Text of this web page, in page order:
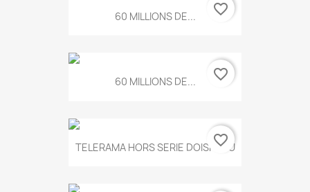
60 MILLIONS DE... favorite_border
60 MILLIONS DE... favorite_border
TELERAMA HORS SERIE DOISNEAU
favorite_border